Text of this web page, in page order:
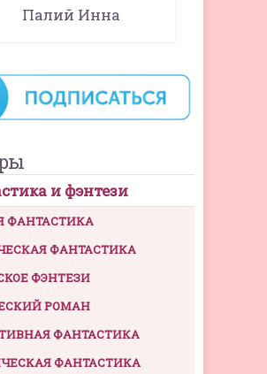
Палий Инна
и фэнтези
ФАНТАСТИКА
ФАНТАСТИКА
ФЭНТЕЗИ
РОМАН
ФАНТАСТИКА
ФАНТАСТИКА